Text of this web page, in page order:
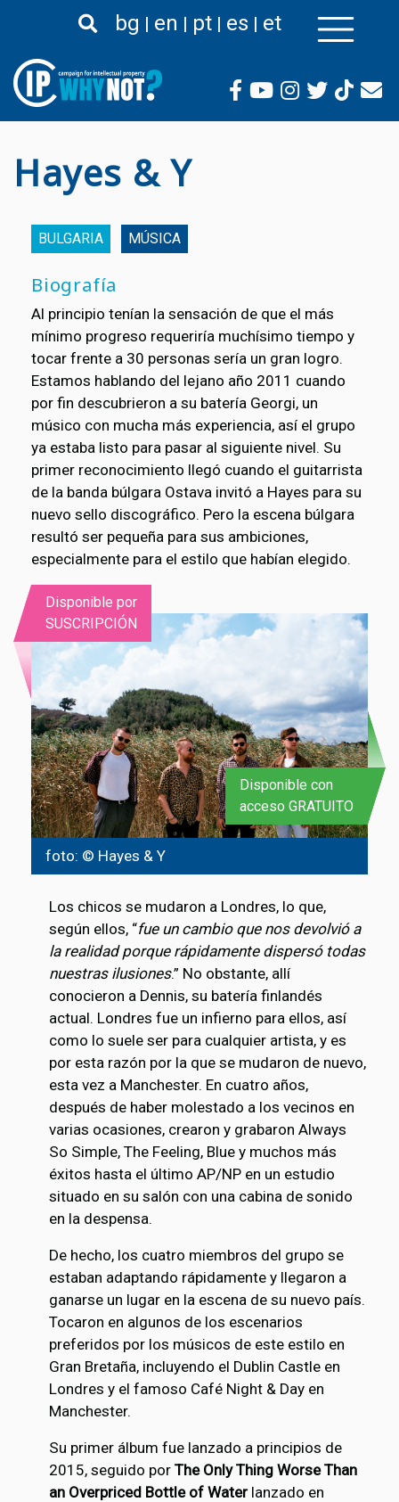
al
principal
bg en pt es et
Hayes & Y
BULGARIA MÚSICA
Biografía
Al principio tenían la sensación de que el más
mínimo progreso requeriría muchísimo tiempo y
tocar frente a 30 personas sería un gran logro.
Estamos hablando del lejano año 2011 cuando
por fin descubrieron a su batería Georgi, un
músico con mucha más experiencia, así el grupo
ya estaba listo para pasar al siguiente nivel. Su
primer reconocimiento llegó cuando el guitarrista
de la banda búlgara Ostava invitó a Hayes para su
nuevo sello discográfico. Pero la escena búlgara
resultó ser pequeña para sus ambiciones,
especialmente para el estilo que habían elegido.
foto: © Hayes & Y
Disponible por
SUSCRIPCIÓN
Disponible con
acceso GRATUITO
Los chicos se mudaron a Londres, lo que,
según ellos, “fue un cambio que nos devolvió a
la realidad porque rápidamente dispersó todas
nuestras ilusiones.” No obstante, allí
conocieron a Dennis, su batería finlandés
actual. Londres fue un infierno para ellos, así
como lo suele ser para cualquier artista, y es
por esta razón por la que se mudaron de nuevo,
esta vez a Manchester. En cuatro años,
después de haber molestado a los vecinos en
varias ocasiones, crearon y grabaron Always
So Simple, The Feeling, Blue y muchos más
éxitos hasta el último AP/NP en un estudio
situado en su salón con una cabina de sonido
en la despensa.
De hecho, los cuatro miembros del grupo se
estaban adaptando rápidamente y llegaron a
ganarse un lugar en la escena de su nuevo país.
Tocaron en algunos de los escenarios
preferidos por los músicos de este estilo en
Gran Bretaña, incluyendo el Dublin Castle en
Londres y el famoso Café Night & Day en
Manchester.
Su primer álbum fue lanzado a principios de
2015, seguido por The Only Thing Worse Than
an Overpriced Bottle of Water lanzado en